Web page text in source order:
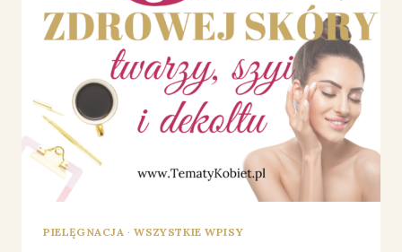
PIELĘGNACJA ·WSZYSTKIE WPISY